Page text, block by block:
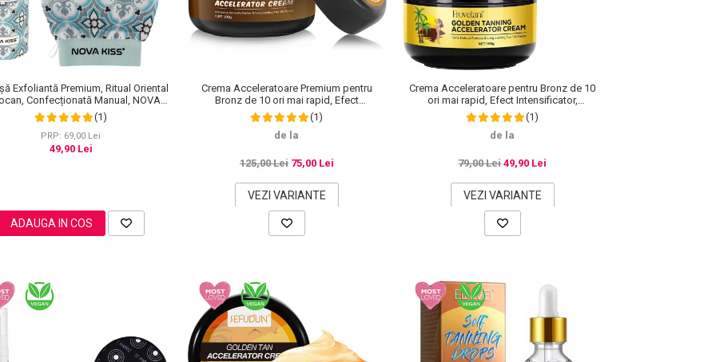
Exfoliantă Premium, Ritual Oriental
Confecționată Manual, NOVA
KISS®
(1)
PRP: 69,00 Lei
49,90 Lei
ADAUGA IN COS
Crema Acceleratoare Premium pentru
Bronz de 10 ori mai rapid, Efect
Intensificator, Ingrediente 100% Naturale,
Frduga
(1)
de la
125,00 Lei 75,00 Lei
VEZI VARIANTE
Crema Acceleratoare pentru Bronz de 10
ori mai rapid, Efect Intensificator,
Ingrediente 100% Naturale, Frovetani, 100 g
(1)
de la
79,00 Lei 49,90 Lei
VEZI VARIANTE